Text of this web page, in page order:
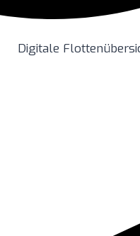
Digitale